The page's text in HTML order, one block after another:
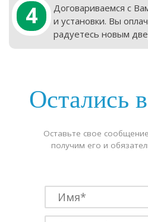
4
Договариваемся с
и установки. Вы
радуетесь новым
Остались
Оставьте свое
получим его и